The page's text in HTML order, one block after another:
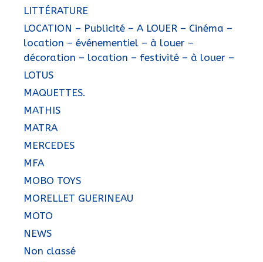
LITTÉRATURE
LOCATION – Publicité – A LOUER – Cinéma –
location – événementiel – à louer –
décoration – location – festivité – à louer –
LOTUS
MAQUETTES.
MATHIS
MATRA
MERCEDES
MFA
MOBO TOYS
MORELLET GUERINEAU
MOTO
NEWS
Non classé